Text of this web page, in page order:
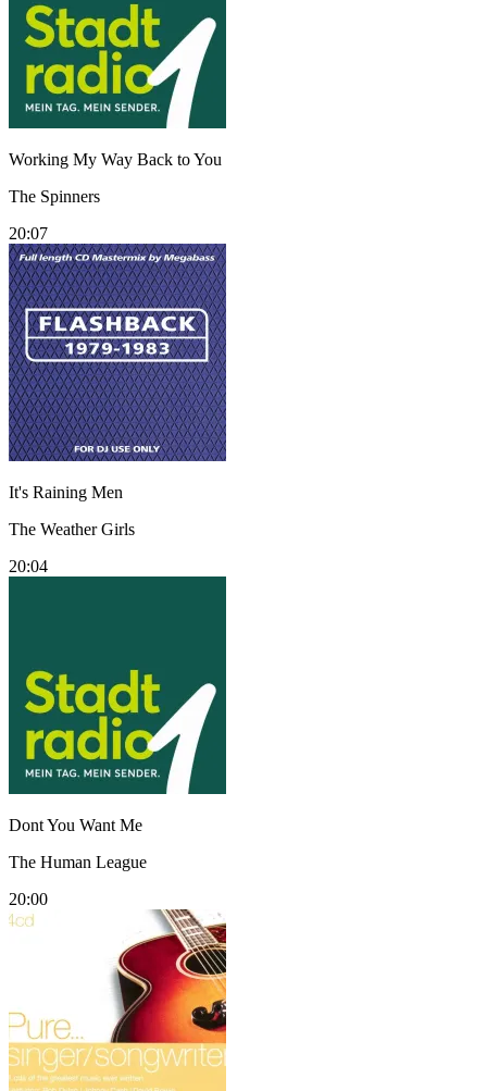
Working My Way Back to You
The Spinners
20:07
It's Raining Men
The Weather Girls
20:04
Dont You Want Me
The Human League
20:00